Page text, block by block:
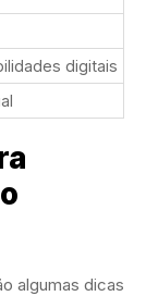
digitais
algumas dicas